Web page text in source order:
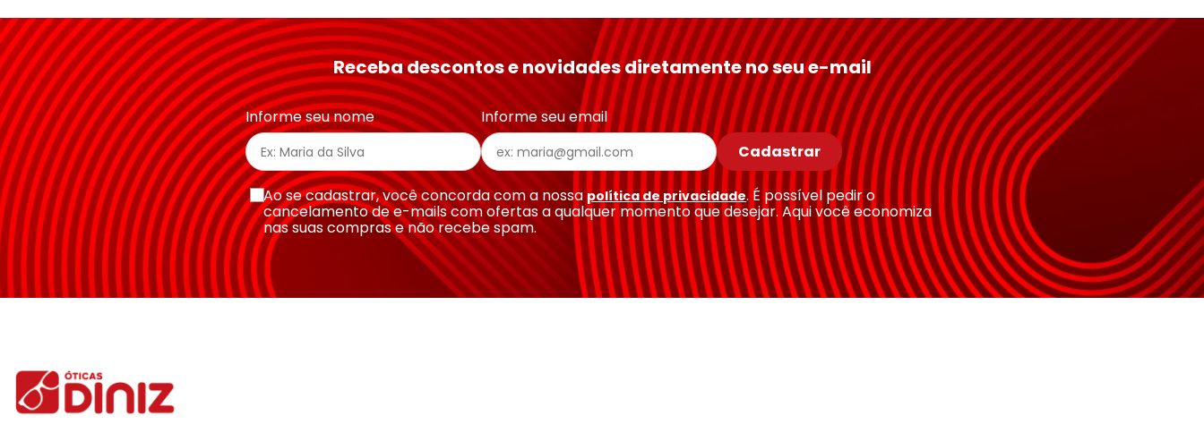
★★★★★
Seu nome
Endereço de email
Escreva uma avaliação
Receba descontos e novidades diretamente no seu e-mail
Informe seu nome
Informe seu email
Cadastrar
Ao se cadastrar, você concorda com a nossa política de privacidade. É possível pedir o
cancelamento de e-mails com ofertas a qualquer momento que desejar. Aqui você economiza
nas suas compras e não recebe spam.